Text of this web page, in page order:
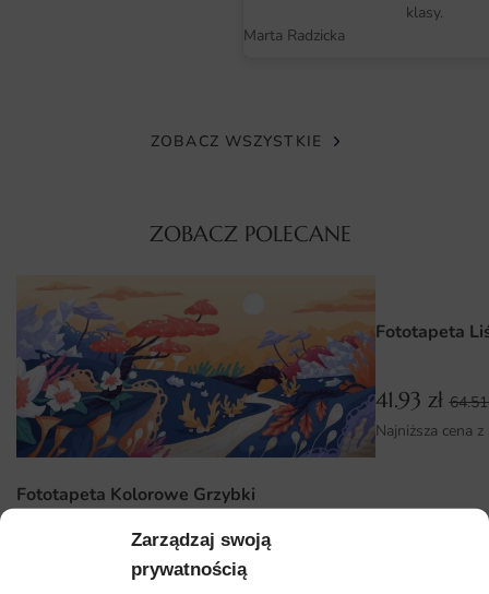
Zarządzaj swoją
prywatnością
detali i nie blaknie pod wpływem światła. Dodatkowo
nietypowych narożnikach i wnękach. Dzięki podziałowi na
specjalistycznych narzędzi. Wystarczy gładka, sucha
powierzchnia oraz dedykowany klej.
Dlaczego warto wybrać tę fototapetę
Fototapeta Granatowa Tekstura łączy estetykę
autorskiego projektu z trwałością profesjonalnego
nadaje mu indywidualnego rysu.
świetne odwzorowanie detali nawet na dużych formatach
produkcja na zamówienie z dbałością o jakość każdego
klasy.
Marta Radzicka
ZOBACZ WSZYSTKIE
ZOBACZ POLECANE
Fototapeta Kolorowe Grzybki
64.51zł
Fototapeta
41.93 zł
Najniższa cena